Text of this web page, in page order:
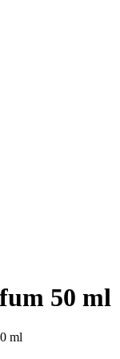
50 ml
ml